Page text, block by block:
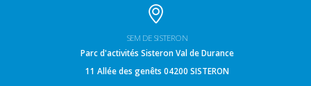
SEM DE SISTERON
Parc d'activités Sisteron Val de Durance
11 Allée des genêts 04200 SISTERON